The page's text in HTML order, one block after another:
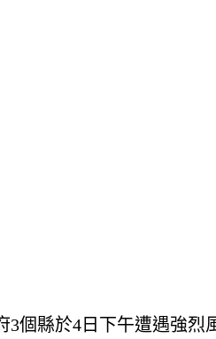
3個縣於4日下午遭遇強